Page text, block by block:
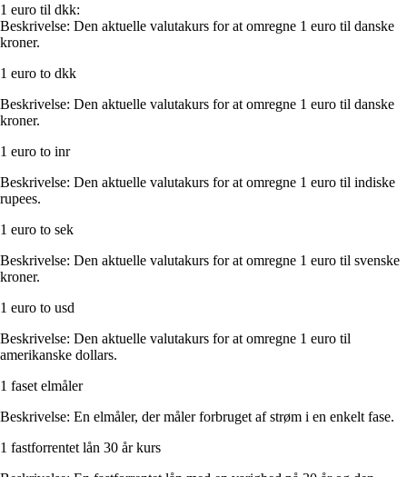
1 euro til dkk:
Beskrivelse: Den aktuelle valutakurs for at omregne 1 euro til danske
kroner.
1 euro to dkk
Beskrivelse: Den aktuelle valutakurs for at omregne 1 euro til danske
kroner.
1 euro to inr
Beskrivelse: Den aktuelle valutakurs for at omregne 1 euro til indiske
rupees.
1 euro to sek
Beskrivelse: Den aktuelle valutakurs for at omregne 1 euro til svenske
kroner.
1 euro to usd
Beskrivelse: Den aktuelle valutakurs for at omregne 1 euro til
amerikanske dollars.
1 faset elmåler
Beskrivelse: En elmåler, der måler forbruget af strøm i en enkelt fase.
1 fastforrentet lån 30 år kurs